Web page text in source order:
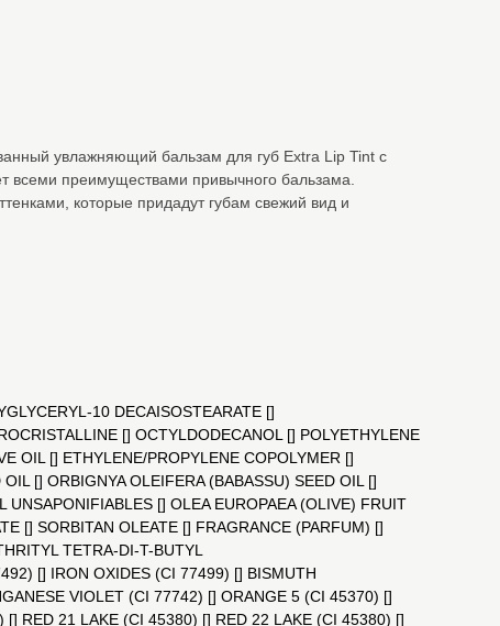
увлажняющий бальзам для губ Extra Lip Tint с
всеми преимуществами привычного бальзама.
которые придадут губам свежий вид и
10 DECAISOSTEARATE []
[] OCTYLDODECANOL [] POLYETHYLENE
OIL [] ETHYLENE/PROPYLENE COPOLYMER []
[] ORBIGNYA OLEIFERA (BABASSU) SEED OIL []
[] OLEA EUROPAEA (OLIVE) FRUIT
[] SORBITAN OLEATE [] FRAGRANCE (PARFUM) []
TETRA-DI-T-BUTYL
[] IRON OXIDES (CI 77499) [] BISMUTH
VIOLET (CI 77742) [] ORANGE 5 (CI 45370) []
RED 21 LAKE (CI 45380) [] RED 22 LAKE (CI 45380) []